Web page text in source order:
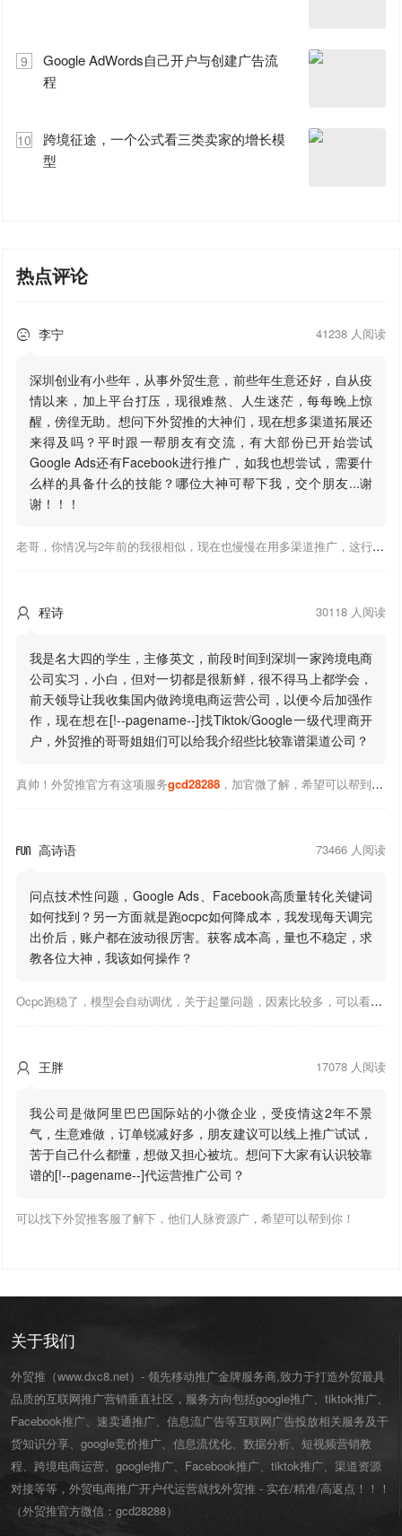
9
Google AdWords自己开户与创建广告流
程
10
跨境征途，一个公式看三类卖家的增长模
型
热点评论
 李宁 41238 人阅读
深圳创业有小些年，从事外贸生意，前些年生意还好，自从疫
情以来，加上平台打压，现很难熬、人生迷茫，每每晚上惊
醒，傍徨无助。想问下外贸推的大神们，现在想多渠道拓展还
来得及吗？平时跟一帮朋友有交流，有大部份已开始尝试
Google Ads还有Facebook进行推广，如我也想尝试，需要什
么样的具备什么的技能？哪位大神可帮下我，交个朋友...谢
谢！！！
老哥，你情况与2年前的我很相似，现在也慢慢在用多渠道推广，这行有钱景，你有基础上手会比较快，不必担心。至于Google还是Facebook哪好上手，我是Google广告入手，现在迷上外贸推关注大神们的营销推广干货。有空你也可多泡下这站，真能学到不少东西；希望可以帮到你！
 程诗 30118 人阅读
我是名大四的学生，主修英文，前段时间到深圳一家跨境电商
公司实习，小白，但对一切都是很新鲜，很不得马上都学会，
前天领导让我收集国内做跨境电商运营公司，以便今后加强作
作，现在想在[!--pagename--]找Tiktok/Google一级代理商开
户，外贸推的哥哥姐姐们可以给我介绍些比较靠谱渠道公司？
真帅！外贸推官方有这项服务gcd28288，加官微了解，希望可以帮到你！
 高诗语 73466 人阅读
问点技术性问题，Google Ads、Facebook高质量转化关键词
如何找到？另一方面就是跑ocpc如何降成本，我发现每天调完
出价后，账户都在波动很厉害。获客成本高，量也不稳定，求
教各位大神，我该如何操作？
Ocpc跑稳了，模型会自动调优，关于起量问题，因素比较多，可以看下靠谱推大神出的干货文章，都是经验总结，应该可以找到对应解决。
 王胖 17078 人阅读
我公司是做阿里巴巴国际站的小微企业，受疫情这2年不景
气，生意难做，订单锐减好多，朋友建议可以线上推广试试，
苦于自己什么都懂，想做又担心被坑。想问下大家有认识较靠
谱的[!--pagename--]代运营推广公司？
可以找下外贸推客服了解下，他们人脉资源广，希望可以帮到你！
关于我们
外贸推（www.dxc8.net）- 领先移动推广金牌服务商,致力于打造外贸最具
品质的互联网推广营销垂直社区，服务方向包括google推广、tiktok推广、
Facebook推广、速卖通推广、信息流广告等互联网广告投放相关服务及干
货知识分享、google竞价推广、信息流优化、数据分析、短视频营销教
程、跨境电商运营、 google推广、 Facebook推广、 tiktok推广、渠道资源
对接等等，外贸电商推广开户代运营就找外贸推 - 实在/精准/高返点！！！
（外贸推官方微信： gcd28288）